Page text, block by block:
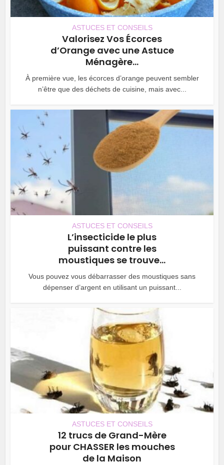
ASTUCES ET CONSEILS
Valorisez Vos Écorces
d’Orange avec une Astuce
Ménagère...
À première vue, les écorces d’orange peuvent sembler
n’être que des déchets de cuisine, mais avec...
ASTUCES ET CONSEILS
L’insecticide le plus
puissant contre les
moustiques se trouve...
Vous pouvez vous débarrasser des moustiques sans
dépenser d’argent en utilisant un puissant...
ASTUCES ET CONSEILS
12 trucs de Grand-Mère
pour CHASSER les mouches
de la Maison